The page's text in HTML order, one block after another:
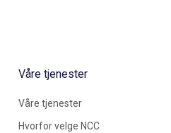
Våre tjenester
Våre tjenester
Hvorfor velge NCC